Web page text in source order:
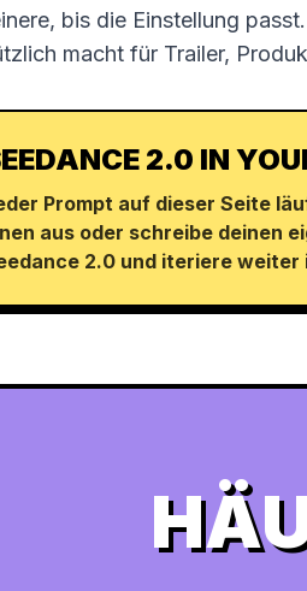
bis die Einstellung
macht für Trailer,
2.0 IN
Prompt auf dieser Seite
aus oder schreibe deinen
2.0 und iteriere weiter